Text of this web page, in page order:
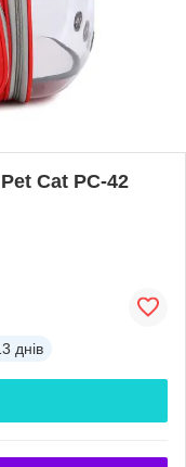
Cat PC-42
днів